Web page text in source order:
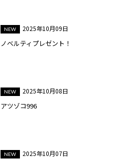
2025年10月09日
ノベルティプレゼント！
2025年10月08日
アツゾコ996
2025年10月07日